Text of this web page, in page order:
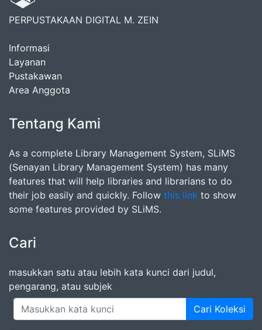
PERPUSTAKAAN DIGITAL M. ZEIN
Informasi
Layanan
Pustakawan
Area Anggota
Tentang Kami
As a complete Library Management System, SLiMS
(Senayan Library Management System) has many
features that will help libraries and librarians to do
their job easily and quickly. Follow this link to show
some features provided by SLiMS.
Cari
masukkan satu atau lebih kata kunci dari judul,
pengarang, atau subjek
Cari Koleksi